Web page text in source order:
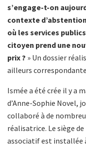
s’engage-t-on
contexte
où les services
citoyen prend une
prix ? » Un dossier
ailleurs
Ismée a été crée il y a
d’Anne-Sophie Novel,
collaboré à de
réalisatrice. Le siège
associatif est installée